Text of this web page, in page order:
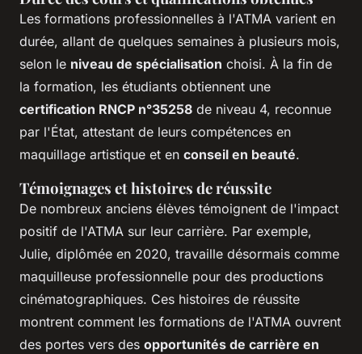
Les formations professionnelles à l'ATMA varient en
durée, allant de quelques semaines à plusieurs mois,
selon le niveau de spécialisation choisi. À la fin de
la formation, les étudiants obtiennent une
certification RNCP n°35258 de niveau 4, reconnue
par l'État, attestant de leurs compétences en
maquillage artistique et en conseil en beauté.
Témoignages et histoires de réussite
De nombreux anciens élèves témoignent de l'impact
positif de l'ATMA sur leur carrière. Par exemple,
Julie, diplômée en 2020, travaille désormais comme
maquilleuse professionnelle pour des productions
cinématographiques. Ces histoires de réussite
montrent comment les formations de l'ATMA ouvrent
des portes vers des opportunités de carrière en